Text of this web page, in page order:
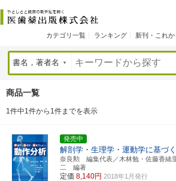
カテゴリ一覧 ランキング 新刊・これ
商品一覧
1件中1件から1件までを表示
発売中
解剖学・生理学・運動学に基づ
奈良勲 編集代表／木林勉・佐藤香緒
二 編著
定価 8,140円 2018年1月発行